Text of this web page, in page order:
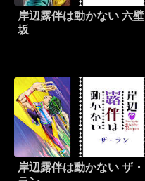
岸辺露伴は動かない 六壁
坂
岸辺露伴は動かない ザ・